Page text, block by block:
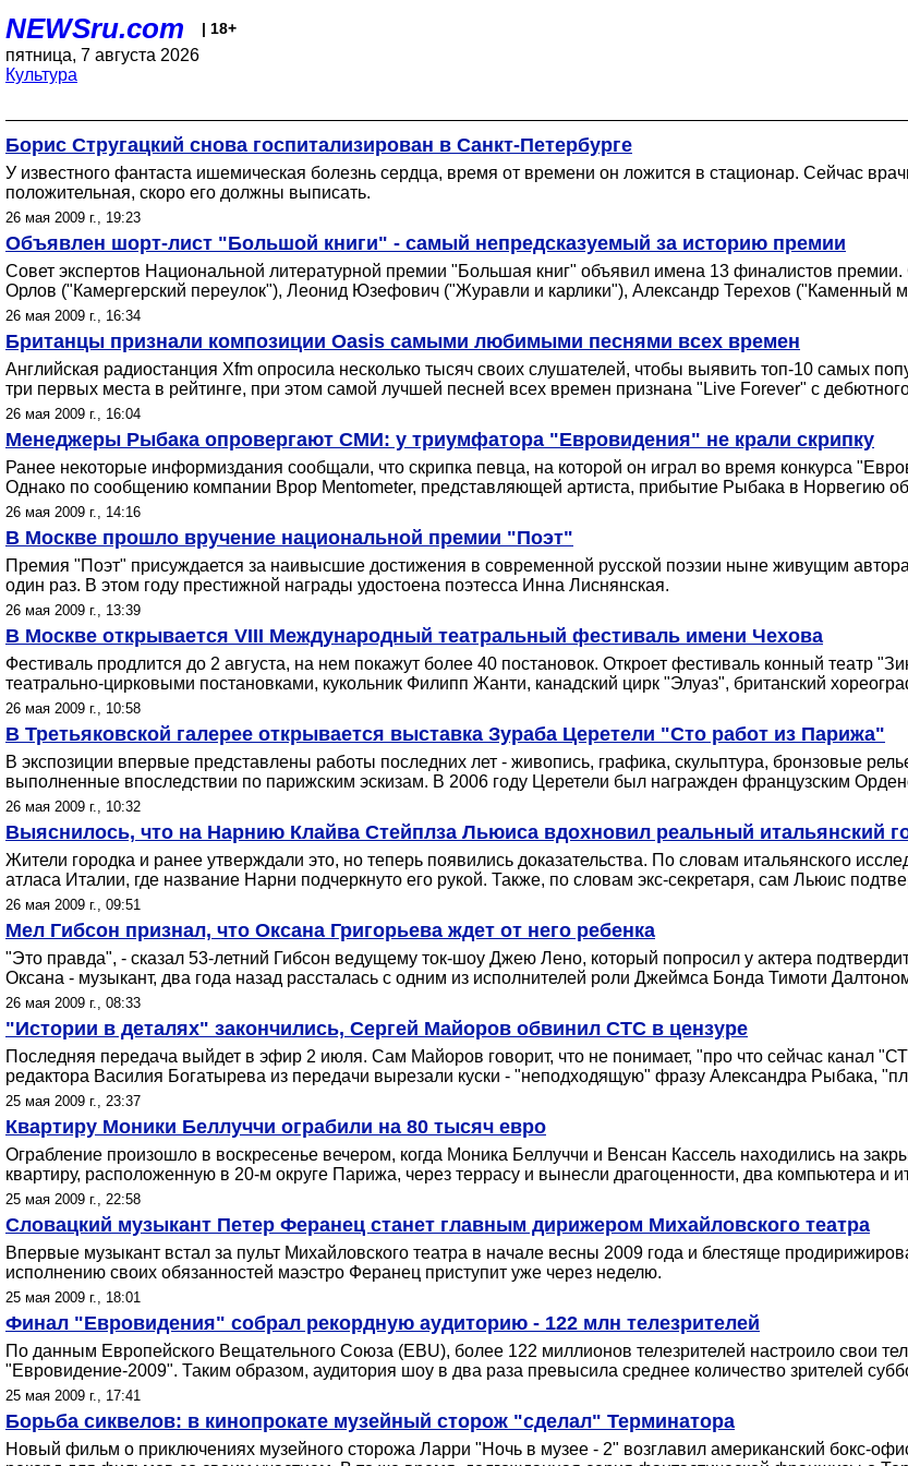
NEWSru.com | 18+
пятница, 7 августа 2026
Культура
Борис Стругацкий снова госпитализирован в Санкт-Петербурге
У известного фантаста ишемическая болезнь сердца, время от времени он ложится в стационар. Сейчас
положительная, скоро его должны выписать.
26 мая 2009 г., 19:23
Объявлен шорт-лист "Большой книги" - самый непредсказуемый за историю премии
Совет экспертов Национальной литературной премии "Большая книг" объявил имена 13 финалистов
Орлов ("Камергерский переулок"), Леонид Юзефович ("Журавли и карлики"), Александр Терехов ("Каменный
26 мая 2009 г., 16:34
Британцы признали композиции Oasis самыми любимыми песнями всех времен
Английская радиостанция Xfm опросила несколько тысяч своих слушателей, чтобы выявить топ-10 самых
три первых места в рейтинге, при этом самой лучшей песней всех времен признана "Live Forever" с
26 мая 2009 г., 16:04
Менеджеры Рыбака опровергают СМИ: у триумфатора "Евровидения" не крали скрипку
Ранее некоторые информиздания сообщали, что скрипка певца, на которой он играл во время конкурса
Однако по сообщению компании Bpop Mentometer, представляющей артиста, прибытие Рыбака в Норвегию
26 мая 2009 г., 14:16
В Москве прошло вручение национальной премии "Поэт"
Премия "Поэт" присуждается за наивысшие достижения в современной русской поэзии ныне живущим
один раз. В этом году престижной награды удостоена поэтесса Инна Лиснянская.
26 мая 2009 г., 13:39
В Москве открывается VIII Международный театральный фестиваль имени Чехова
Фестиваль продлится до 2 августа, на нем покажут более 40 постановок. Откроет фестиваль конный театр
театрально-цирковыми постановками, кукольник Филипп Жанти, канадский цирк "Элуаз", британский
26 мая 2009 г., 10:58
В Третьяковской галерее открывается выставка Зураба Церетели "Сто работ из Парижа"
В экспозиции впервые представлены работы последних лет - живопись, графика, скульптура, бронзовые
выполненные впоследствии по парижским эскизам. В 2006 году Церетели был награжден французским
26 мая 2009 г., 10:32
Выяснилось, что на Нарнию Клайва Стейплза Льюиса вдохновил реальный итальянский
Жители городка и ранее утверждали это, но теперь появились доказательства. По словам итальянского
атласа Италии, где название Нарни подчеркнуто его рукой. Также, по словам экс-секретаря, сам Льюис
26 мая 2009 г., 09:51
Мел Гибсон признал, что Оксана Григорьева ждет от него ребенка
"Это правда", - сказал 53-летний Гибсон ведущему ток-шоу Джею Лено, который попросил у актера
Оксана - музыкант, два года назад рассталась с одним из исполнителей роли Джеймса Бонда Тимоти
26 мая 2009 г., 08:33
"Истории в деталях" закончились, Сергей Майоров обвинил СТС в цензуре
Последняя передача выйдет в эфир 2 июля. Сам Майоров говорит, что не понимает, "про что сейчас канал
редактора Василия Богатырева из передачи вырезали куски - "неподходящую" фразу Александра Рыбака,
25 мая 2009 г., 23:37
Квартиру Моники Беллуччи ограбили на 80 тысяч евро
Ограбление произошло в воскресенье вечером, когда Моника Беллуччи и Венсан Кассель находились на
квартиру, расположенную в 20-м округе Парижа, через террасу и вынесли драгоценности, два компьютера и
25 мая 2009 г., 22:58
Словацкий музыкант Петер Феранец станет главным дирижером Михайловского театра
Впервые музыкант встал за пульт Михайловского театра в начале весны 2009 года и блестяще
исполнению своих обязанностей маэстро Феранец приступит уже через неделю.
25 мая 2009 г., 18:01
Финал "Евровидения" собрал рекордную аудиторию - 122 млн телезрителей
По данным Европейского Вещательного Союза (EBU), более 122 миллионов телезрителей настроило свои
"Евровидение-2009". Таким образом, аудитория шоу в два раза превысила среднее количество зрителей
25 мая 2009 г., 17:41
Борьба сиквелов: в кинопрокате музейный сторож "сделал" Терминатора
Новый фильм о приключениях музейного сторожа Ларри "Ночь в музее - 2" возглавил американский бокс-